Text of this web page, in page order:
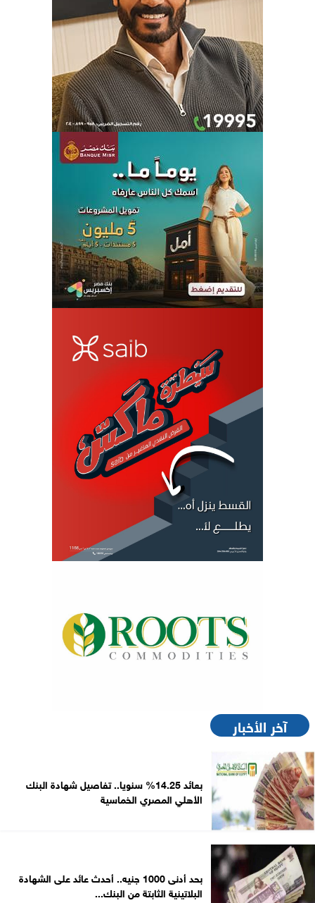
آخر الأخبار
بعائد 14.25% سنويا.. تفاصيل شهادة البنك
الأهلي المصري الخماسية
بحد أدنى 1000 جنيه.. أحدث عائد على الشهادة
البلاتينية الثابتة من البنك...